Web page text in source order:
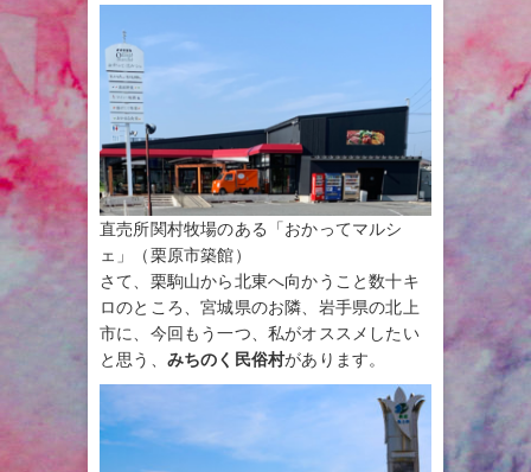
直売所関村牧場のある「おかってマルシ
ェ」（栗原市築館）
さて、栗駒山から北東へ向かうこと数十キ
ロのところ、宮城県のお隣、岩手県の北上
市に、今回もう一つ、私がオススメしたい
と思う、 みちのく民俗村があります。